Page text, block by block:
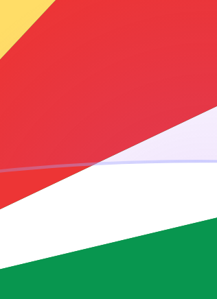
aujourd'hui